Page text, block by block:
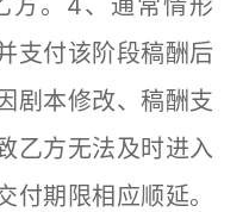
方。4、通常情形
支付该阶段稿酬后
剧本修改、稿酬支
乙方无法及时进入
付期限相应顺延。